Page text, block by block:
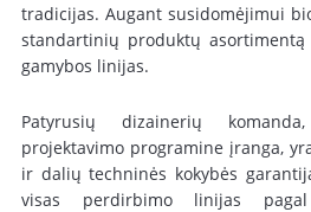
tradicijas. Augant susidomėjimui
standartinių produktų
gamybos linijas.
Patyrusių dizainerių
projektavimo programine įranga,
ir dalių techninės kokybės
visas perdirbimo linijas